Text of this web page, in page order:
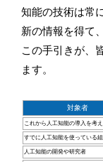
知能の技術は常
新の情報を得て
この手引きが、
ます。
対象者
これから人工知能の導入を考
すでに人工知能を使っている
人工知能の開発や研究者